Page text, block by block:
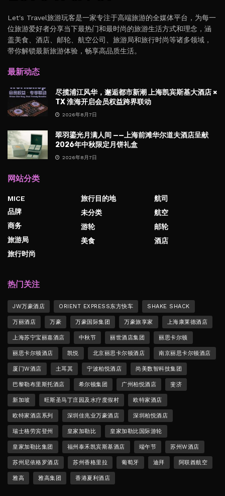
Let's Travel旅游玩客是一家专注于高端旅游的全媒体平台，为每一
位旅游爱好者分享当下最热门和最时尚的旅游生活方式和理念，涵
盖美食、酒店、邮轮、航空公司、旅游局和旅行时尚等诸多领域，
带你解锁最新旅游体验，畅享高品质生活。
最新动态
尽揽浦江风华，邂逅都市新潮 上海凯宾斯基大酒店 ×
TX 淮海开启会员权益跨界联动
2026年8月7日
翠羽鎏光月满人间 ——上海前滩华尔道夫酒店呈献
2026年中秋限定月饼礼盒
2026年8月7日
网站分类
MICE
品牌
商务
旅游局
旅行时尚
旅行目的地
未分类
游轮
美食
航司
航空
邮轮
酒店
热门关注
JW万豪酒店 ORIENT EXPRESS东方快车 SHAKE SHACK
万丽酒店 万豪 万豪国际集团 万豪旅享家 上海康莱德酒店
上海苏宁宝丽嘉酒店 中秋节 丽世酒店集团 丽思卡尔顿
丽思卡尔顿酒店 凯悦 北京丽思卡尔顿酒店 南京丽思卡尔顿酒店
厦门W酒店 土耳其 宁波柏悦酒店 尚美数智科技集团
巴黎勒布里斯托酒店 希尔顿集团 广州柏悦酒店 斐济
新加坡 旺斯圣马丁庄园及水疗度假村 欧特家酒店
欧特家酒店系列 深圳佳兆业万豪酒店 深圳柏悦酒店
瑞士格劳宾登州 皇家加勒比 皇家加勒比国际游轮
皇家加勒比集团 福州泰禾凯宾斯基酒店 端午节 苏州W酒店
苏州尼依格罗酒店 苏州香格里拉 葡萄牙 迪拜 阿联酋航空
雅高 雅高集团 香港夏利酒店